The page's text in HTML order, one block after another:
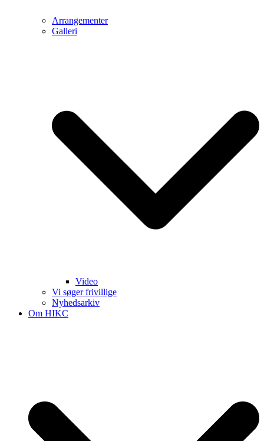
Arrangementer
Galleri
Video
Vi søger frivillige
Nyhedsarkiv
Om HIKC